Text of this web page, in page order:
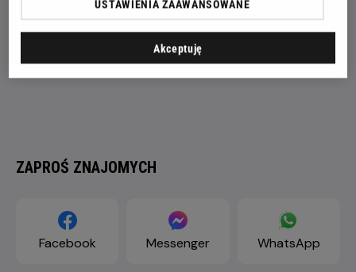
ZAPROŚ ZNAJOMYCH
Facebook Messenger WhatsApp
USTAWIENIA ZAAWANSOWANE
Akceptuję